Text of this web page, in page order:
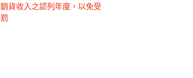
銷貨收入之認列年度，以免受
罰